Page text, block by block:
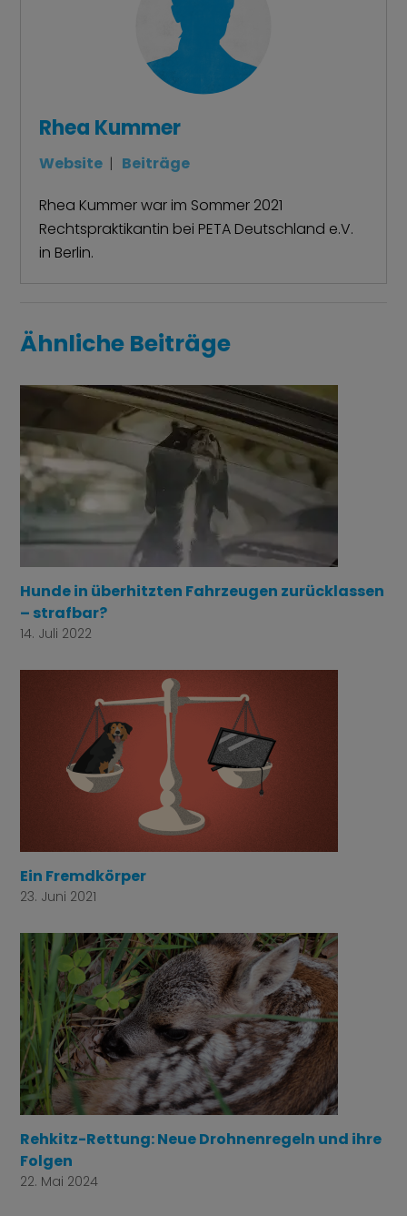
Rhea Kummer
Website | Beiträge
Rhea Kummer war im Sommer 2021
Rechtspraktikantin bei PETA Deutschland e.V.
in Berlin.
Ähnliche Beiträge
Hunde in überhitzten Fahrzeugen zurücklassen
– strafbar?
14. Juli 2022
Ein Fremdkörper
23. Juni 2021
Rehkitz-Rettung: Neue Drohnenregeln und ihre
Folgen
22. Mai 2024